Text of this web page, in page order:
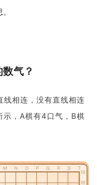
气？
线相连，没有直线相连
示，A棋有4口气，B棋